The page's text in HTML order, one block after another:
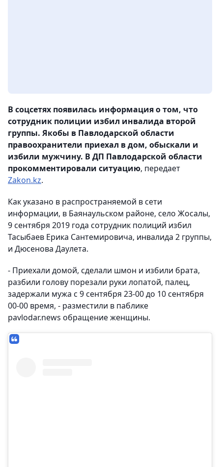
В соцсетях появилась информация о том, что
сотрудник полиции избил инвалида второй
группы. Якобы в Павлодарской области
правоохранители приехал в дом, обыскали и
избили мужчину. В ДП Павлодарской области
прокомментировали ситуацию, передает
Zakon.kz.
Как указано в распространяемой в сети
информации, в Баянаульском районе, село Жосалы,
9 сентября 2019 года сотрудник полиций избил
Тасыбаев Ерика Сантемировича, инвалида 2 группы,
и Дюсенова Даулета.
- Приехали домой, сделали шмон и избили брата,
разбили голову порезали руки лопатой, палец,
задержали мужа с 9 сентября 23-00 до 10 сентября
00-00 время, - разместили в паблике
pavlodar.news обращение женщины.